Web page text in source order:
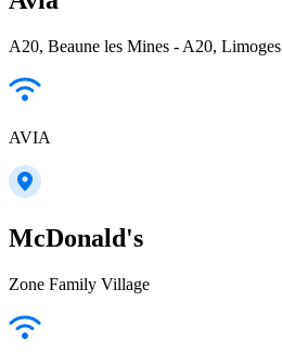
A20, Beaune les Mines - A20, Limoges
AVIA
McDonald's
Zone Family Village